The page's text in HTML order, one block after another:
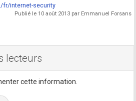
fr/internet-security
Publié le 10 août 2013 par Emmanuel Forsans
lecteurs
cette information.